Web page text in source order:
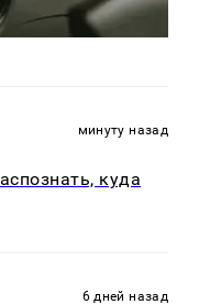
минуту назад
куда
6 дней назад